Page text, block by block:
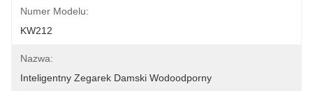
Numer Modelu:
KW212
Nazwa:
Inteligentny Zegarek Damski Wodoodporny